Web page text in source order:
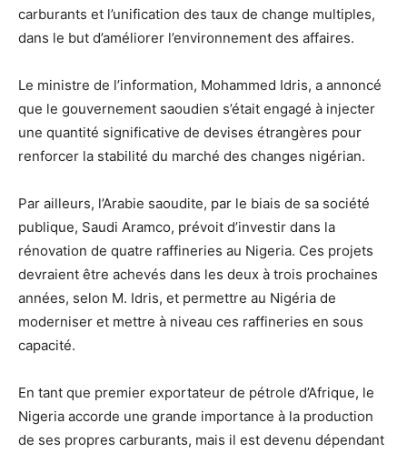
carburants et l’unification des taux de change multiples,
dans le but d’améliorer l’environnement des affaires.
Le ministre de l’information, Mohammed Idris, a annoncé
que le gouvernement saoudien s’était engagé à injecter
une quantité significative de devises étrangères pour
renforcer la stabilité du marché des changes nigérian.
Par ailleurs, l’Arabie saoudite, par le biais de sa société
publique, Saudi Aramco, prévoit d’investir dans la
rénovation de quatre raffineries au Nigeria. Ces projets
devraient être achevés dans les deux à trois prochaines
années, selon M. Idris, et permettre au Nigéria de
moderniser et mettre à niveau ces raffineries en sous
capacité.
En tant que premier exportateur de pétrole d’Afrique, le
Nigeria accorde une grande importance à la production
de ses propres carburants, mais il est devenu dépendant